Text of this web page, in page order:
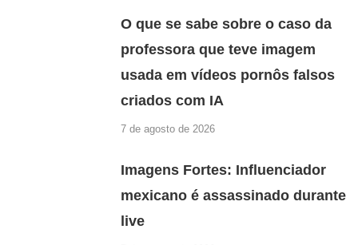
O que se sabe sobre o caso da
professora que teve imagem
usada em vídeos pornôs falsos
criados com IA
7 de agosto de 2026
Imagens Fortes: Influenciador
mexicano é assassinado durante
live